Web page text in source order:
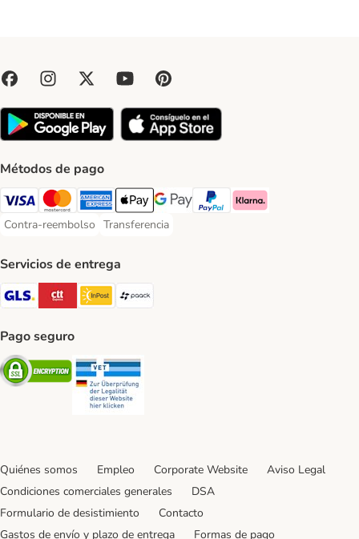
Métodos de pago
Visa Payment Method
Mastercard Payment Method
American Express Payment Method
Apple Pay Payment Method
Google Pay Payment Method
PayPal Payment Method
Klarna Payment Method
Contra-reembolso
Contra-reembolso Payment Method
Transferencia
Transferencia Payment Method
Servicios de entrega
GLS Shipping Method
CTTExpress Shipping Method
InPost Shipping Method
paack Shipping Method
Pago seguro
Security
Quiénes somos Empleo Corporate Website
Aviso Legal
Condiciones comerciales generales
DSA
Formulario de desistimiento
Contacto
Gastos de envío y plazo de entrega
Formas de pago